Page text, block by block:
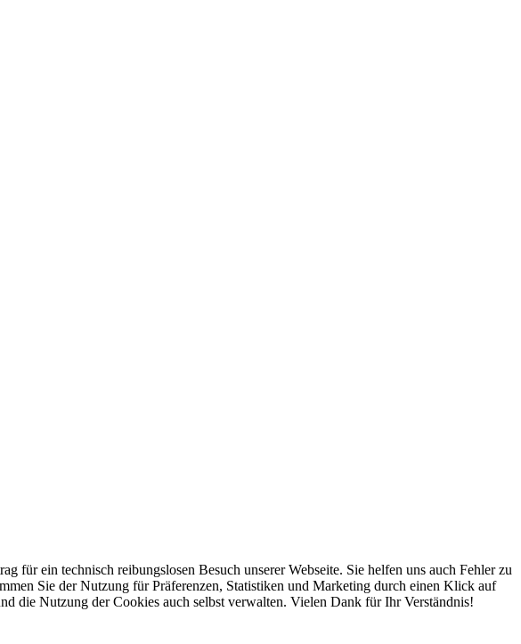
ein technisch reibungslosen Besuch unserer Webseite. Sie helfen uns auch Fehler zu
Sie der Nutzung für Präferenzen, Statistiken und Marketing durch einen Klick auf
die Nutzung der Cookies auch selbst verwalten. Vielen Dank für Ihr Verständnis!